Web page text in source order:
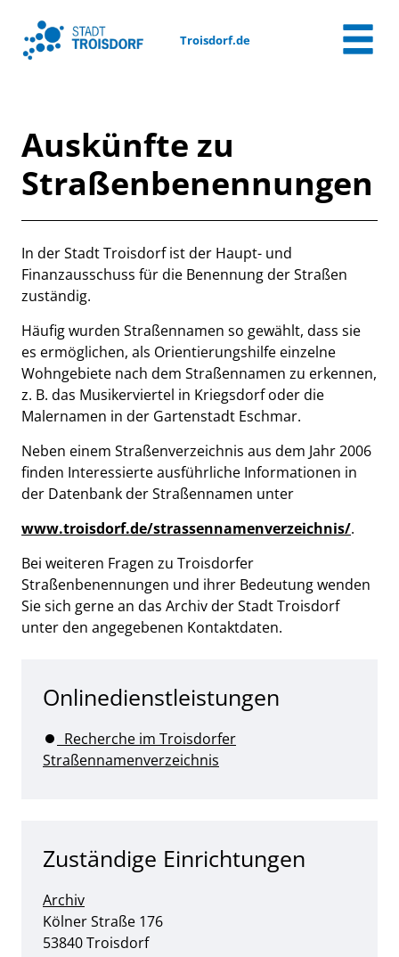
Zum Hauptinhalt springen
Troisdorf.de
Auskünfte zu
Straßenbenennungen
Beschreibung
In der Stadt Troisdorf ist der Haupt- und
Finanzausschuss für die Benennung der Straßen
zuständig.
Häufig wurden Straßennamen so gewählt, dass sie
es ermöglichen, als Orientierungshilfe einzelne
Wohngebiete nach dem Straßennamen zu erkennen,
z. B. das Musikerviertel in Kriegsdorf oder die
Malernamen in der Gartenstadt Eschmar.
Neben einem Straßenverzeichnis aus dem Jahr 2006
finden Interessierte ausführliche Informationen in
der Datenbank der Straßennamen unter
www.troisdorf.de/strassennamenverzeichnis/.
Bei weiteren Fragen zu Troisdorfer
Straßenbenennungen und ihrer Bedeutung wenden
Sie sich gerne an das Archiv der Stadt Troisdorf
unter den angegebenen Kontaktdaten.
Onlinedienstleistungen
Recherche im Troisdorfer
Straßennamenverzeichnis
Zuständige Einrichtungen
Archiv
Straße:
Kölner Straße Hausnummer:
176
PLZ:
53840Ort:
Troisdorf